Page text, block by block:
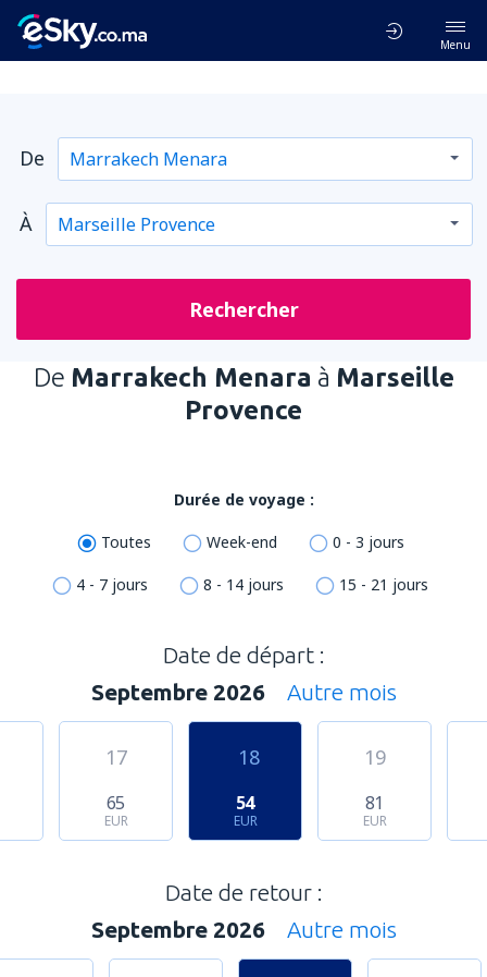
Menu
De
À
Rechercher
De Marrakech Menara à Marseille
Provence
Durée de voyage :
Toutes Week-end 0 - 3 jours
4 - 7 jours 8 - 14 jours 15 - 21 jours
Date de départ :
Septembre 2026
Autre mois
17
65
EUR
18
54
EUR
19
81
EUR
Date de retour :
Septembre 2026
Autre mois